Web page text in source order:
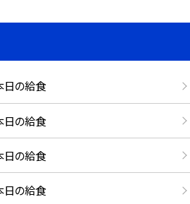
日の給食
日の給食
日の給食
日の給食